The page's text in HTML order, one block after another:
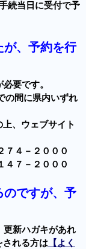
続当日に受付で予
、予約を行
要です。
間に県内いずれ
、ウェブサイト
４－２０００
７－２０００
ですが、予
新ハガキがあれ
される方は 【よく